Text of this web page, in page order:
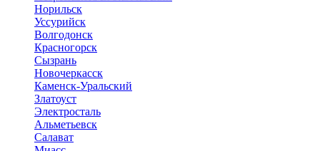
Норильск
Уссурийск
Волгодонск
Красногорск
Сызрань
Новочеркасск
Каменск-Уральский
Златоуст
Электросталь
Альметьевск
Салават